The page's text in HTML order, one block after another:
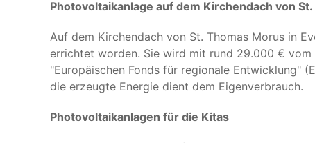
Photovoltaikanlage auf dem Kirchendach von
Auf dem Kirchendach von St. Thomas Morus in
errichtet worden. Sie wird mit rund 29.000 €
"Europäischen Fonds für regionale Entwicklung"
die erzeugte Energie dient dem Eigenverbrauch.
Photovoltaikanlagen für die Kitas